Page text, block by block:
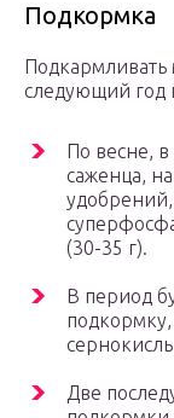
Подкормка
Подкармливать
следующий год
По весне,
саженца,
(30-35 г).
В период
Две